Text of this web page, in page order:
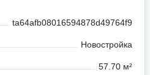
ta64afb08016594878d49764f9
Новостройка
57.70 м²